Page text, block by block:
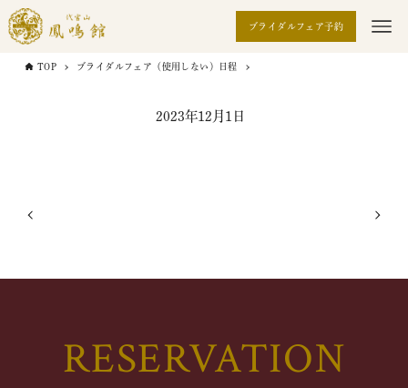
ブライダルフェア予約
TOP ブライダルフェア（使用しない）日程
2023年12月1日
RESERVATION